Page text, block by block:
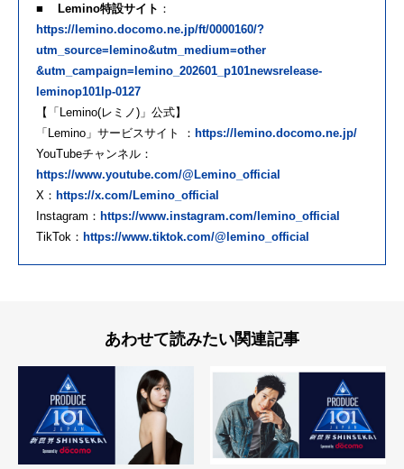
■ Lemino特設サイト ：
https://lemino.docomo.ne.jp/ft/0000160/?
utm_source=lemino&utm_medium=other
&utm_campaign=lemino_202601_p101newsrelease-
leminop101lp-0127
【「Lemino(レミノ)」公式】
「Lemino」サービスサイト ： https://lemino.docomo.ne.jp/
YouTubeチャンネル：
https://www.youtube.com/@Lemino_official
X： https://x.com/Lemino_official
Instagram： https://www.instagram.com/lemino_official
TikTok： https://www.tiktok.com/@lemino_official
あわせて読みたい関連記事